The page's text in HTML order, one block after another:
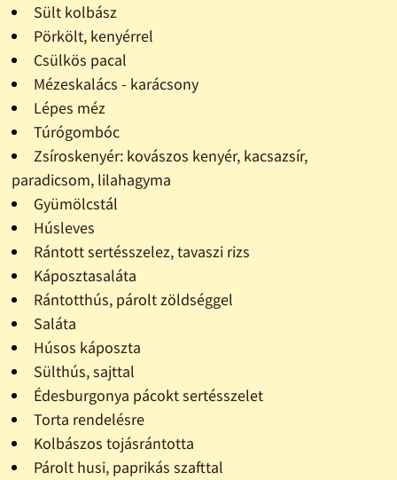
Sült kolbász
Pörkölt, kenyérrel
Csülkös pacal
Mézeskalács - karácsony
Lépes méz
Túrógombóc
Zsíroskenyér: kovászos kenyér, kacsazsír,
paradicsom, lilahagyma
Gyümölcstál
Húsleves
Rántott sertésszelez, tavaszi rizs
Káposztasaláta
Rántotthús, párolt zöldséggel
Saláta
Húsos káposzta
Sülthús, sajttal
Édesburgonya pácokt sertésszelet
Torta rendelésre
Kolbászos tojásrántotta
Párolt husi, paprikás szafttal